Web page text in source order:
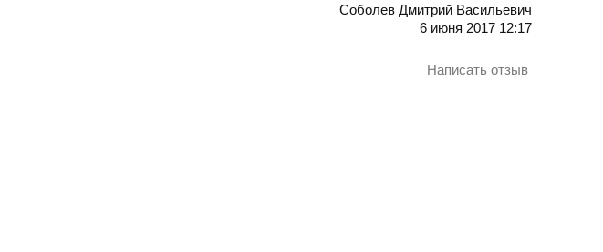
Соболев Дмитрий Васильевич
6 июня 2017 12:17
Написать отзыв